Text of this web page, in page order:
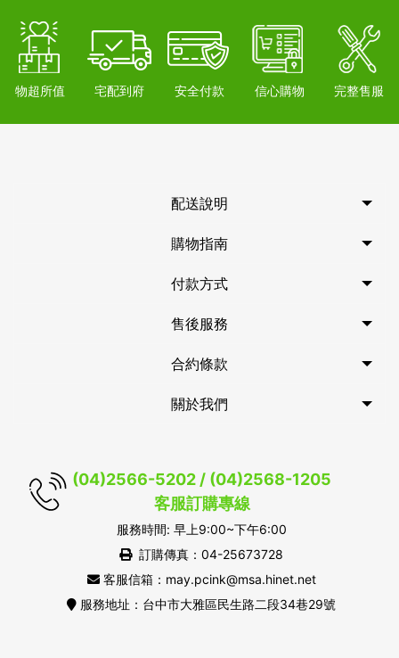
物超所值 宅配到府 安全付款 信心購物 完整售服
配送說明
購物指南
付款方式
售後服務
合約條款
關於我們
(04)2566-5202 / (04)2568-1205
客服訂購專線
服務時間: 早上9:00~下午6:00
訂購傳真：04-25673728
客服信箱：may.pcink@msa.hinet.net
服務地址：台中市大雅區民生路二段34巷29號